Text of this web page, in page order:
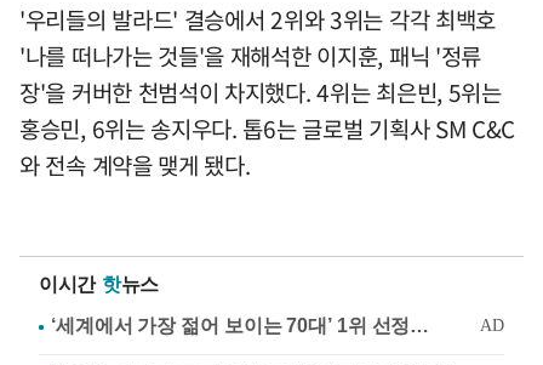
'우리들의 발라드' 결승에서 2위와 3위는 각각 최백호
'나를 떠나가는 것들'을 재해석한 이지훈, 패닉 '정류
장'을 커버한 천범석이 차지했다. 4위는 최은빈, 5위는
홍승민, 6위는 송지우다. 톱6는 글로벌 기획사 SM C&C
와 전속 계약을 맺게 됐다.
이시간 핫뉴스